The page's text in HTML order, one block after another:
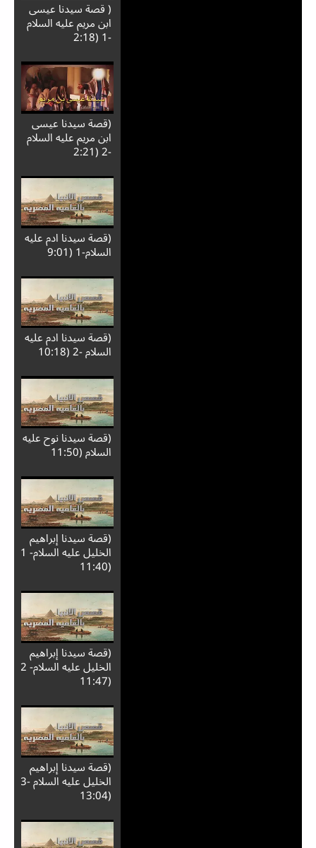
( قصة سيدنا عيسى
ابن مريم عليه السلام
-1 (2:18
(قصة سيدنا عيسى
ابن مريم عليه السلام
-2 (2:21
(قصة سيدنا ادم عليه
السلام-1 (9:01
(قصة سيدنا ادم عليه
السلام -2 (10:18
(قصة سيدنا نوح عليه
السلام (11:50
(قصة سيدنا إبراهيم
الخليل عليه السلام- 1
(11:40
(قصة سيدنا إبراهيم
الخليل عليه السلام- 2
(11:47
(قصة سيدنا إبراهيم
الخليل عليه السلام -3
(13:04